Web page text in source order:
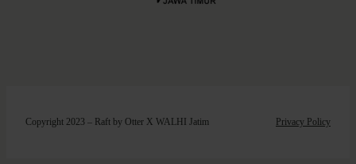
Copyright 2023 – Raft by Otter X WALHI Jatim Privacy Policy